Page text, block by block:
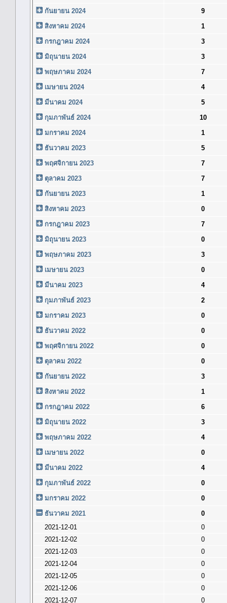
กันยายน 2024
9
สิงหาคม 2024
1
กรกฎาคม 2024
3
มิถุนายน 2024
3
พฤษภาคม 2024
7
เมษายน 2024
4
มีนาคม 2024
5
กุมภาพันธ์ 2024
10
มกราคม 2024
1
ธันวาคม 2023
5
พฤศจิกายน 2023
7
ตุลาคม 2023
7
กันยายน 2023
1
สิงหาคม 2023
0
กรกฎาคม 2023
7
มิถุนายน 2023
0
พฤษภาคม 2023
3
เมษายน 2023
0
มีนาคม 2023
4
กุมภาพันธ์ 2023
2
มกราคม 2023
0
ธันวาคม 2022
0
พฤศจิกายน 2022
0
ตุลาคม 2022
0
กันยายน 2022
3
สิงหาคม 2022
1
กรกฎาคม 2022
6
มิถุนายน 2022
3
พฤษภาคม 2022
4
เมษายน 2022
0
มีนาคม 2022
4
กุมภาพันธ์ 2022
0
มกราคม 2022
0
ธันวาคม 2021
0
2021-12-01
0
2021-12-02
0
2021-12-03
0
2021-12-04
0
2021-12-05
0
2021-12-06
0
2021-12-07
0